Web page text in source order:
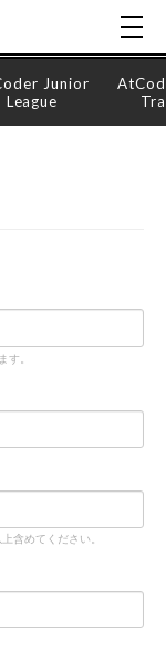
Junior
League
す。
含めてください。